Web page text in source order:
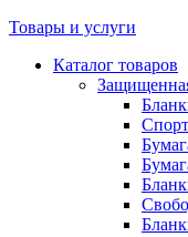
Товары и услуги
Каталог товаров